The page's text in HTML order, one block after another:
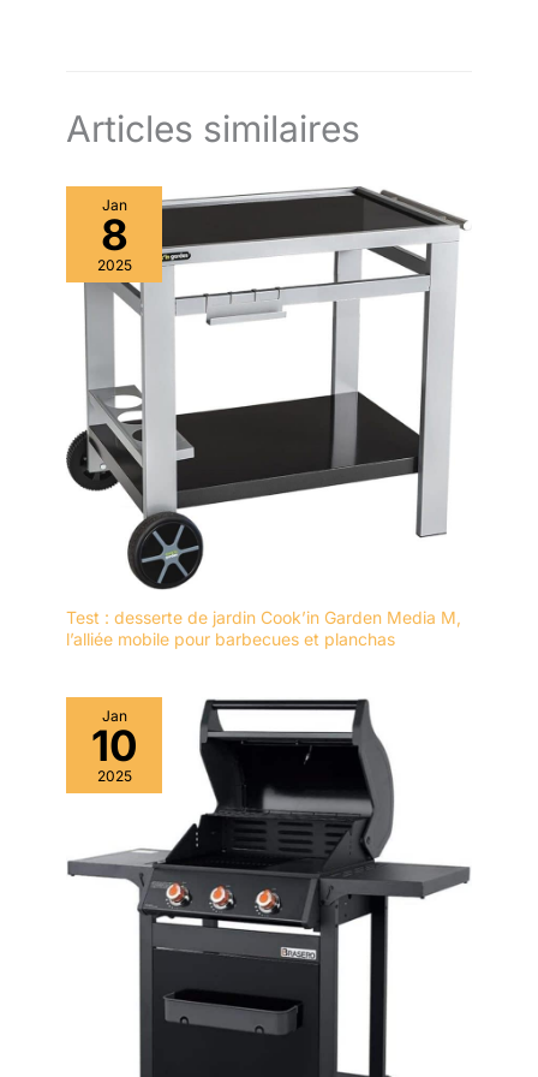
Articles similaires
Jan
8
2025
Test : desserte de jardin Cook’in Garden Media M,
l’alliée mobile pour barbecues et planchas
Jan
10
2025